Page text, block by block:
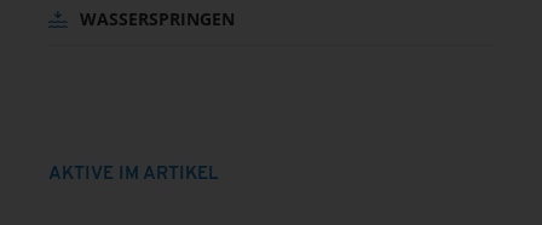
WASSERSPRINGEN
AKTIVE IM ARTIKEL